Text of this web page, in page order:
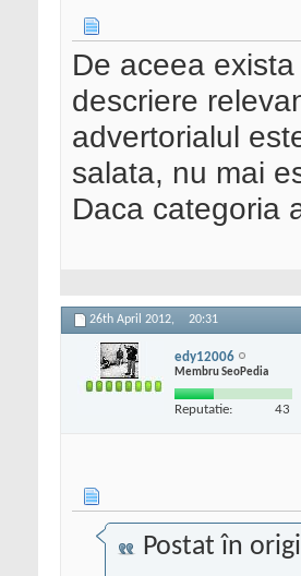
De aceea
descriere
advertorialul
salata, nu mai
Daca categoria
26th April 2012, 20:31
edy12006
Membru SeoPedia
Reputatie: 43
Postat în